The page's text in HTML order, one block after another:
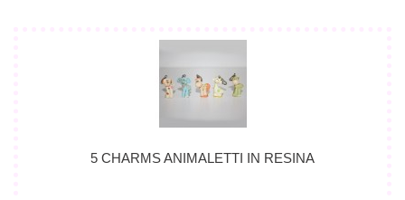
5 CHARMS ANIMALETTI IN RESINA